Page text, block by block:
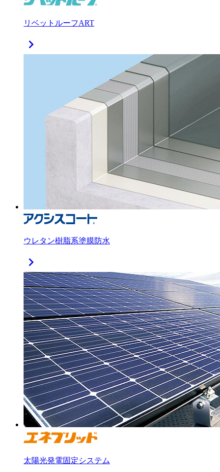
リベットルーフART
chevron_right
ウレタン樹脂系塗膜防水
chevron_right
太陽光発電固定システム